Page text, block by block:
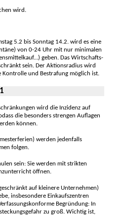
wird.
5.2 bis Sonntag 14.2. wird es eine
von 0-24 Uhr mit nur minimalen
geben. Das Wirtschafts­
sein. Der Aktions­radius wird
Kon­trolle und Bestra­fung mög­lich ist.
wird die Inzidenz auf
die besonders strengen Auflagen
können.
werden jedenfalls
folgen.
sein: Sie werden mit strik­ten
öffnen.
auf kleinere Unter­nehmen)
ins­besondere Einkaufs­zentren
Begründung: In
zu groß. Wichtig ist,